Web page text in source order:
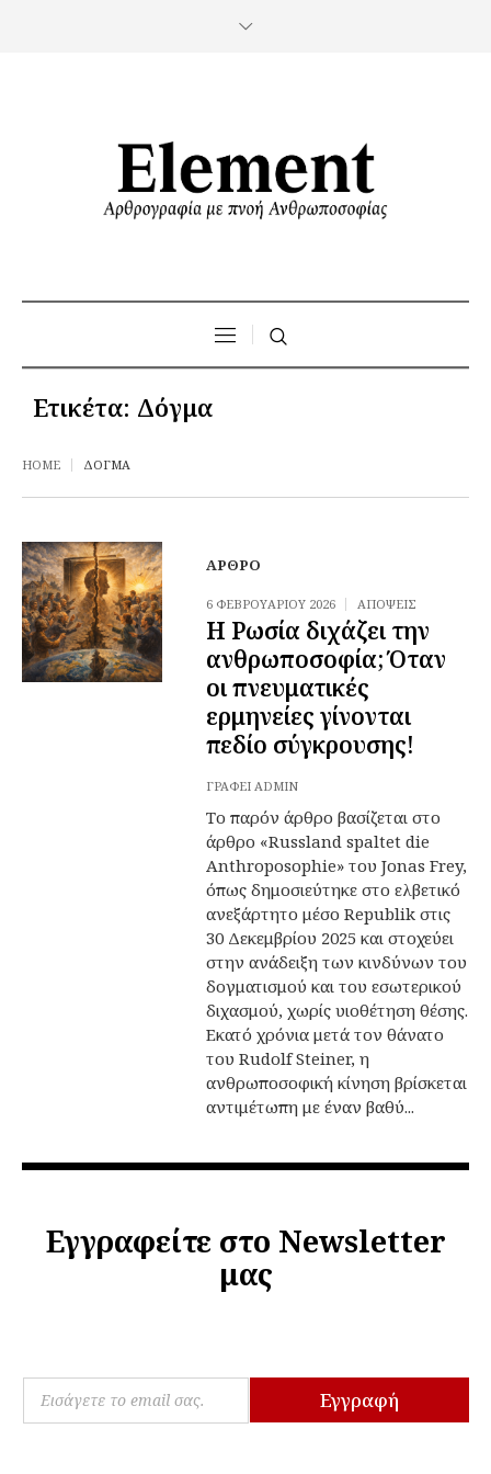
Ετικέτα: Δόγμα
HOME ΔΌΓΜΑ
ΆΡΘΡΟ
6 ΦΕΒΡΟΥΑΡΊΟΥ 2026 ΑΠΌΨΕΙΣ
Η Ρωσία διχάζει την
ανθρωποσοφία; Όταν
οι πνευματικές
ερμηνείες γίνονται
πεδίο σύγκρουσης!
ΓΡΆΦΕΙ ADMIN
Το παρόν άρθρο βασίζεται στο
άρθρο «Russland spaltet die
Anthroposophie» του Jonas Frey,
όπως δημοσιεύτηκε στο ελβετικό
ανεξάρτητο μέσο Republik στις
30 Δεκεμβρίου 2025 και στοχεύει
στην ανάδειξη των κινδύνων του
δογματισμού και του εσωτερικού
διχασμού, χωρίς υιοθέτηση θέσης.
Εκατό χρόνια μετά τον θάνατο
του Rudolf Steiner, η
ανθρωποσοφική κίνηση βρίσκεται
αντιμέτωπη με έναν βαθύ...
Εγγραφείτε στο Newsletter
μας
E
a
Εγγραφή